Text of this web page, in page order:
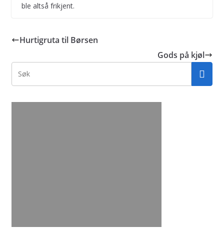
ble altså frikjent.
Hurtigruta til Børsen
Gods på kjøl